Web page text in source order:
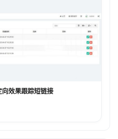
效果跟踪短链接